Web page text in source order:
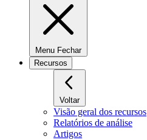
Menu Fechar
Recursos
Voltar
Visão geral dos recursos
Relatórios de análise
Artigos